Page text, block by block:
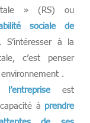
» (RS) ou
sociale de
S’intéresser à la
c’est penser
environnement .
est
à prendre